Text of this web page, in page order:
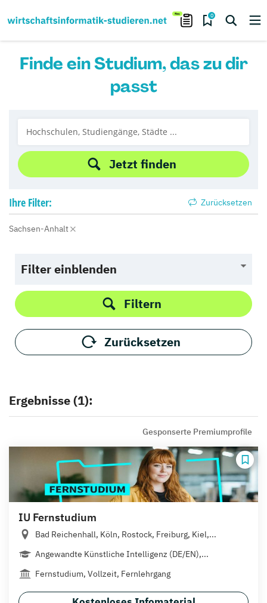
0
Finde ein Studium, das zu dir
passt
Jetzt finden
Ihre Filter: Zurücksetzen
Sachsen-Anhalt
Filter einblenden
Filtern
Zurücksetzen
Ergebnisse (1):
Gesponserte Premiumprofile
IU Fernstudium
Bad Reichenhall, Köln, Rostock, Freiburg, Kiel,...
Angewandte Künstliche Intelligenz (DE/EN),...
Fernstudium, Vollzeit, Fernlehrgang